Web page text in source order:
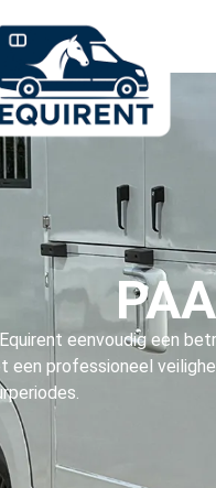
eenvoudig een
een professioneel